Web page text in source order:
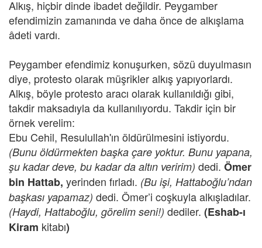
Alkış, hiçbir dinde ibadet değildir. Peygamber
efendimizin zamanında ve daha önce de alkışlama
âdeti vardı.
Peygamber efendimiz konuşurken, sözü duyulmasın
diye, protesto olarak müşrikler alkış yapıyorlardı.
Alkış, böyle protesto aracı olarak kullanıldığı gibi,
takdir maksadıyla da kullanılıyordu. Takdir için bir
örnek verelim:
Ebu Cehil, Resulullah'ın öldürülmesini istiyordu.
(Bunu öldürmekten başka çare yoktur. Bunu yapana,
şu kadar deve, bu kadar da altın veririm) dedi. Ömer
bin Hattab, yerinden fırladı. (Bu işi, Hattaboğlu’ndan
başkası yapamaz) dedi. Ömer’i coşkuyla alkışladılar.
(Haydi, Hattaboğlu, görelim seni!) dediler. (Eshab-ı
Kiram kitabı)